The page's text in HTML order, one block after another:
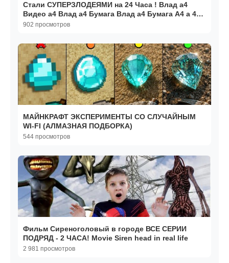
Стали СУПЕРЗЛОДЕЯМИ на 24 Часа ! Влад а4
Видео а4 Влад а4 Бумага Влад а4 Бумага А4 а 4
ВЛАД А4
902 просмотров
МАЙНКРАФТ ЭКСПЕРИМЕНТЫ СО СЛУЧАЙНЫМ
WI-FI (АЛМАЗНАЯ ПОДБОРКА)
544 просмотров
Фильм Сиреноголовый в городе ВСЕ СЕРИИ
ПОДРЯД - 2 ЧАСА! Movie Siren head in real life
2 981 просмотров